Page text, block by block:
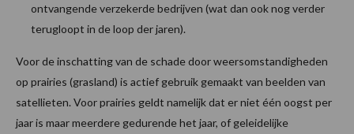
ontvangende verzekerde bedrijven (wat dan ook nog verder
terugloopt in de loop der jaren).
Voor de inschatting van de schade door weersomstandigheden
op prairies (grasland) is actief gebruik gemaakt van beelden van
satellieten. Voor prairies geldt namelijk dat er niet één oogst per
jaar is maar meerdere gedurende het jaar, of geleidelijke